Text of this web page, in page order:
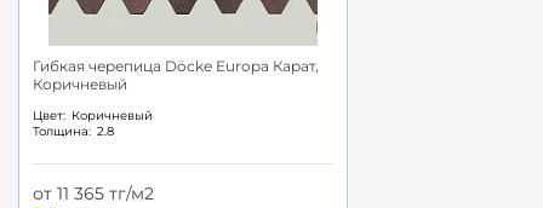
Гибкая черепица Döcke Europa Карат,
Коричневый
Цвет: Коричневый
Толщина: 2.8
от 11 365 тг/м2